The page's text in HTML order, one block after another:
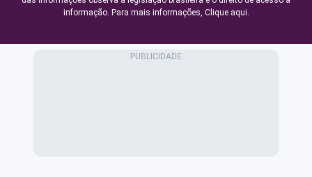
informação. Para mais informações, Clique aqui.